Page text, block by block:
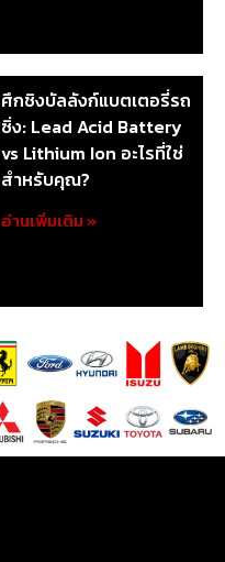
ศึกชิงบัลลังก์แบตเตอรี่รถ
ซิ่ง: Lead Acid Battery
vs Lithium Ion อะไรที่ใช่
สำหรับคุณ?
อ่านเพิ่มเติม »